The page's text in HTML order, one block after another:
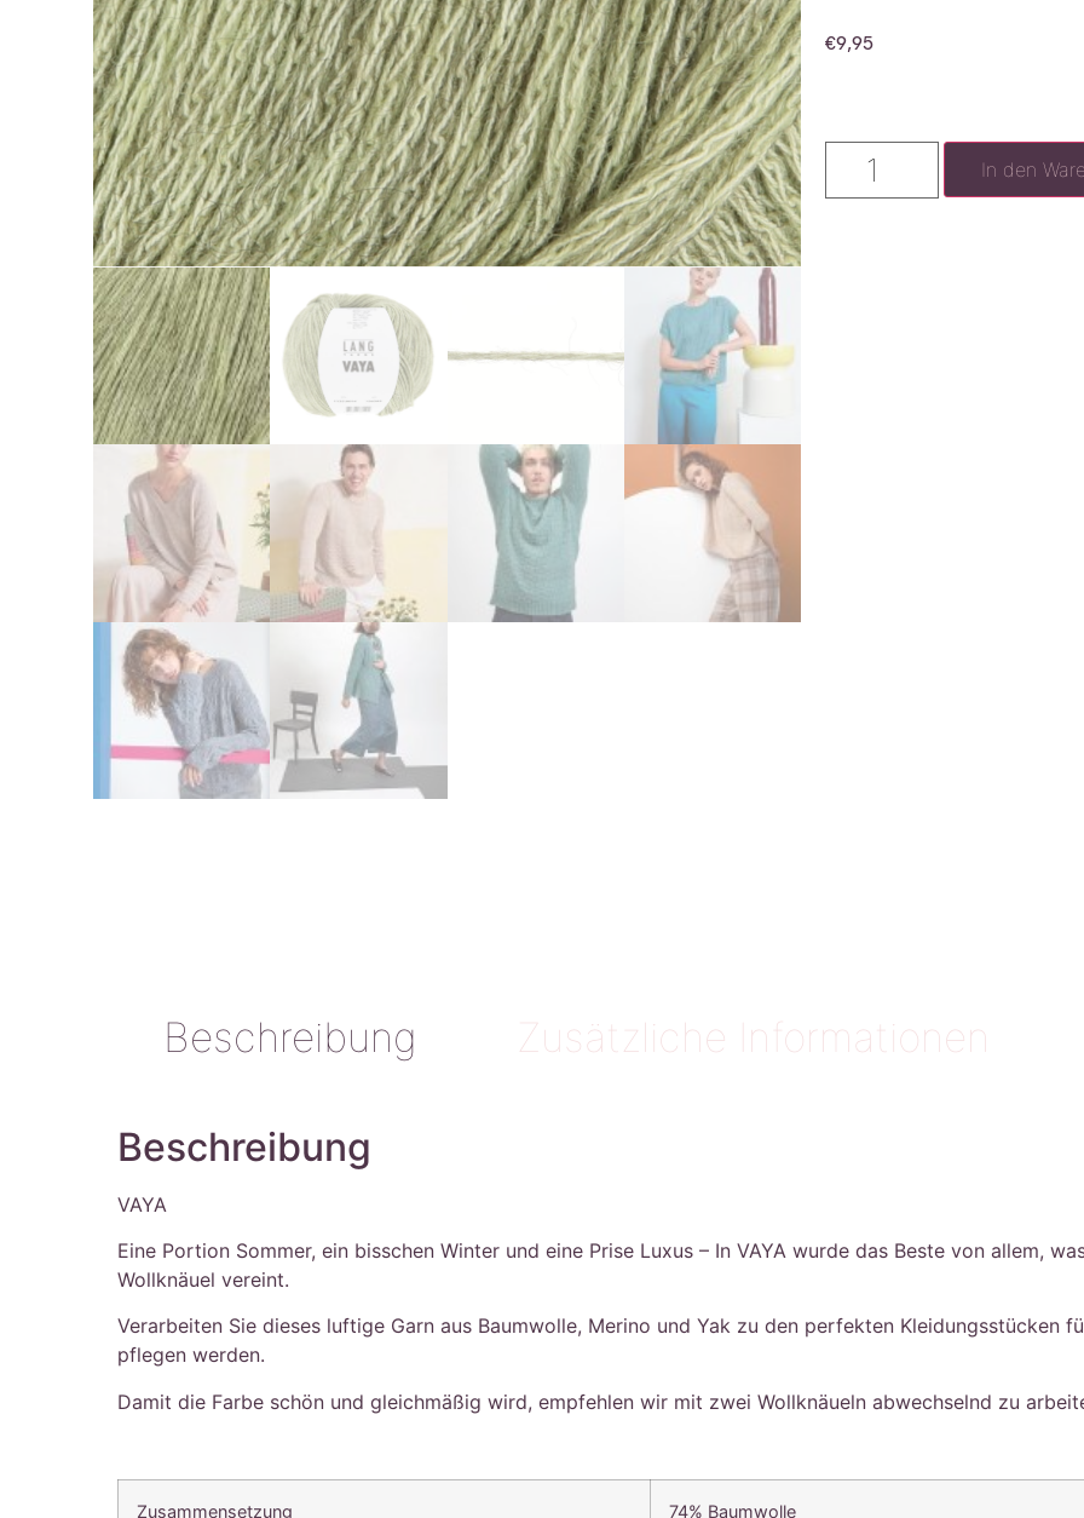
€9,95
In den
Beschreibung Zusätzliche Informationen
Beschreibung
VAYA
Eine Portion Sommer, ein bisschen Winter und eine Prise Luxus – In VAYA wurde das Beste von allem,
Wollknäuel vereint.
Verarbeiten Sie dieses luftige Garn aus Baumwolle, Merino und Yak zu den perfekten Kleidungsstücken
pflegen werden.
Damit die Farbe schön und gleichmäßig wird, empfehlen wir mit zwei Wollknäueln abwechselnd zu
Zusammensetzung
74% Baumwolle